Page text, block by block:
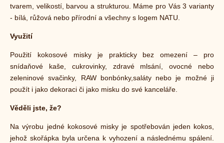
tvarem, velikostí, barvou a strukturou. Máme pro Vás 3 varianty
- bílá, růžová nebo přírodní a všechny s logem NATU.
Využití
Použití kokosové misky je prakticky bez omezení – pro
snídaňové kaše, cukrovinky, zdravé mlsání, ovocné nebo
zeleninové svačinky, RAW bonbónky,saláty nebo je možné ji
použít i jako dekoraci či jako misku do své kanceláře.
Věděli jste, že?
Na výrobu jedné kokosové misky je spotřebován jeden kokos,
jehož skořápka byla určena k vyhození a následnému spálení.